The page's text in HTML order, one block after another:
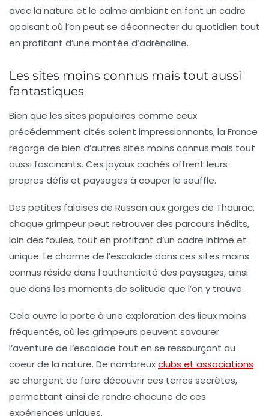
avec la nature et le calme ambiant en font un cadre
apaisant où l’on peut se déconnecter du quotidien tout
en profitant d’une montée d’adrénaline.
Les sites moins connus mais tout aussi
fantastiques
Bien que les sites populaires comme ceux
précédemment cités soient impressionnants, la France
regorge de bien d’autres sites moins connus mais tout
aussi fascinants. Ces joyaux cachés offrent leurs
propres défis et paysages à couper le souffle.
Des petites falaises de Russan aux gorges de Thaurac,
chaque grimpeur peut retrouver des parcours inédits,
loin des foules, tout en profitant d’un cadre intime et
unique. Le charme de l’escalade dans ces sites moins
connus réside dans l’authenticité des paysages, ainsi
que dans les moments de solitude que l’on y trouve.
Cela ouvre la porte à une exploration des lieux moins
fréquentés, où les grimpeurs peuvent savourer
l’aventure de l’escalade tout en se ressourçant au
coeur de la nature. De nombreuxclubs et associations
se chargent de faire découvrir ces terres secrètes,
permettant ainsi de rendre chacune de ces
expériences uniques.